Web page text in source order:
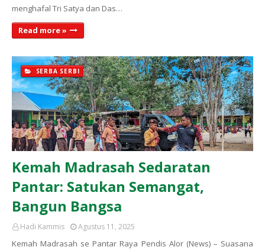
menghafal Tri Satya dan Das…
Read more »
SERBA SERBI
Kemah Madrasah Sedaratan
Pantar: Satukan Semangat,
Bangun Bangsa
Hadi Kammis Agustus 11, 2025
Kemah Madrasah se Pantar Raya Pendis Alor (News) – Suasana